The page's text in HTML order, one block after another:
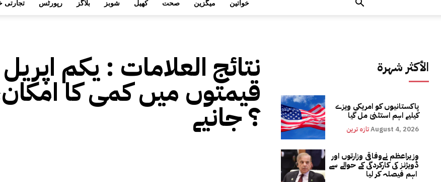
تجارتی رپورٹس بلاگز شوبز کھیل صحت میگزین خواتین
نتائج العلامات :یکم
قیمتوں میں کمی کا
؟ جانیے
الأكثر شهرة
پاکستانیوں کو امریکی ویزے
کیلیے اہم استثنیٰ مل گیا
تازہ ترینAugust 4, 2026
وزیراعظم نےوفاقی وزارتوں اور
ڈویژنز کی کارکردگی کے حوالے سے